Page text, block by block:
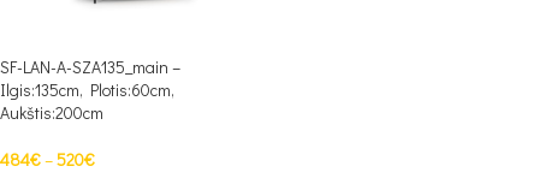
SF-LAN-A-SZA135_main –
Ilgis:135cm, Plotis:60cm,
Aukštis:200cm
484€–520€